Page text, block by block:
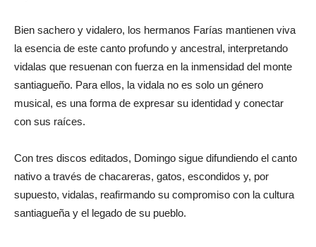
Bien sachero y vidalero, los hermanos Farías mantienen viva
la esencia de este canto profundo y ancestral, interpretando
vidalas que resuenan con fuerza en la inmensidad del monte
santiagueño. Para ellos, la vidala no es solo un género
musical, es una forma de expresar su identidad y conectar
con sus raíces.
Con tres discos editados, Domingo sigue difundiendo el canto
nativo a través de chacareras, gatos, escondidos y, por
supuesto, vidalas, reafirmando su compromiso con la cultura
santiagueña y el legado de su pueblo.